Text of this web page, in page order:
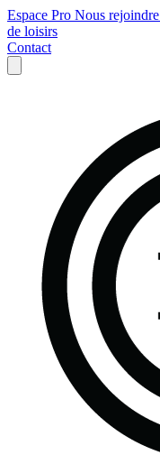
Espace Pro Nous rejoindre
de loisirs
Contact